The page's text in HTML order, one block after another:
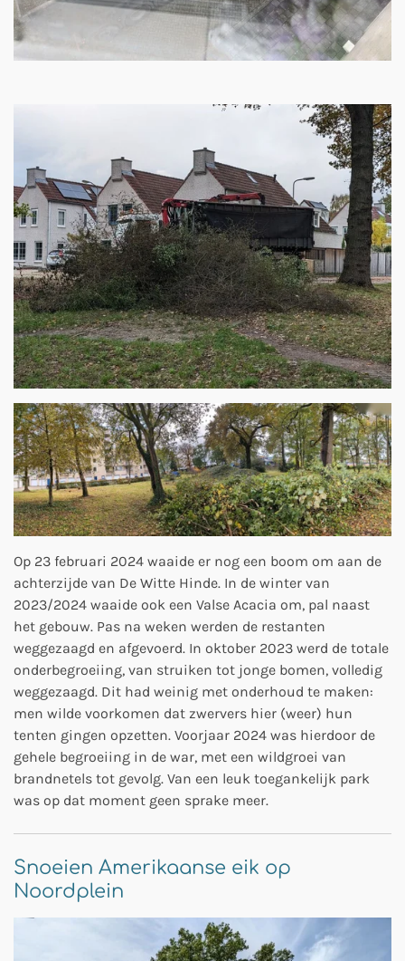
Op 23 februari 2024 waaide er nog een boom om aan de
achterzijde van De Witte Hinde. In de winter van
2023/2024 waaide ook een Valse Acacia om, pal naast
het gebouw. Pas na weken werden de restanten
weggezaagd en afgevoerd. In oktober 2023 werd de totale
onderbegroeiing, van struiken tot jonge bomen, volledig
weggezaagd. Dit had weinig met onderhoud te maken:
men wilde voorkomen dat zwervers hier (weer) hun
tenten gingen opzetten. Voorjaar 2024 was hierdoor de
gehele begroeiing in de war, met een wildgroei van
brandnetels tot gevolg. Van een leuk toegankelijk park
was op dat moment geen sprake meer.
Snoeien Amerikaanse eik op
Noordplein